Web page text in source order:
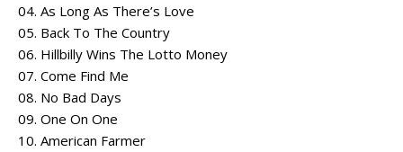
04. As Long As There’s Love
05. Back To The Country
06. Hillbilly Wins The Lotto Money
07. Come Find Me
08. No Bad Days
09. One On One
10. American Farmer